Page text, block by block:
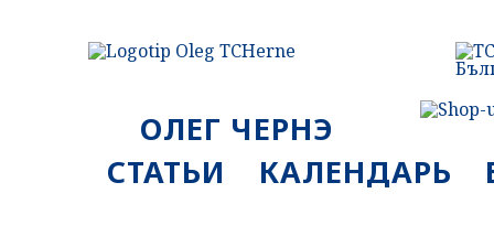
ОЛЕГ ЧЕРНЭ
СТАТЬИ
КАЛЕНДАРЬ